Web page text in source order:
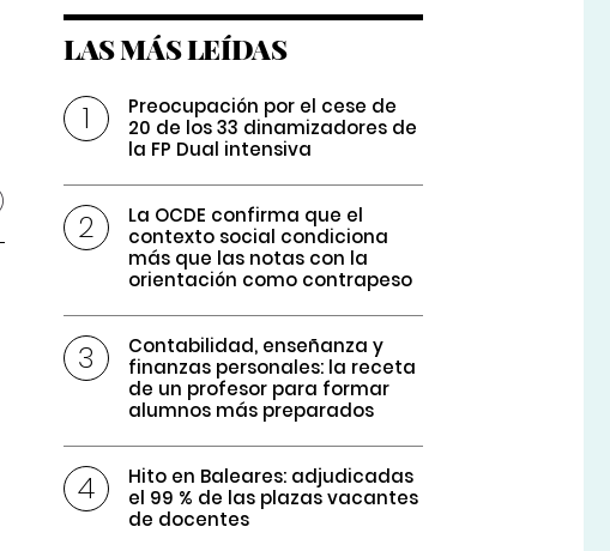
LAS MÁS LEÍDAS
Preocupación por el cese de
20 de los 33 dinamizadores de
la FP Dual intensiva
La OCDE confirma que el
contexto social condiciona
más que las notas con la
orientación como contrapeso
Contabilidad, enseñanza y
finanzas personales: la receta
de un profesor para formar
alumnos más preparados
Hito en Baleares: adjudicadas
el 99 % de las plazas vacantes
de docentes